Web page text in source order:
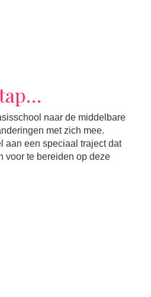
naar de middelbare
met zich mee.
aan een speciaal traject dat
voor te bereiden op deze